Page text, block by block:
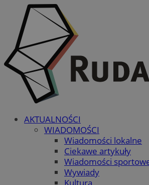
AKTUALNOŚCI
WIADOMOŚCI
Wiadomości lokalne
Ciekawe artykuły
Wiadomości
Wywiady